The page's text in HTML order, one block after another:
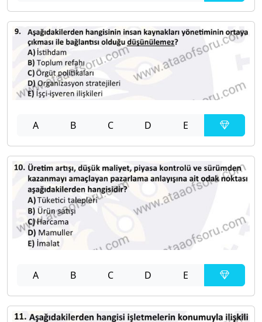
A B C D E
A B C D E